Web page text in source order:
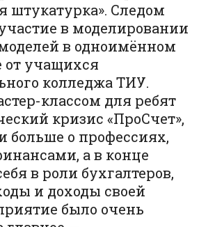
штукатурка». Следом
в моделировании
в одноимённом
от учащихся
колледжа ТИУ.
классом для ребят
кризис «ПроСчет»,
больше о профессиях,
а в конце
в роли бухгалтеров,
и доходы своей
было очень